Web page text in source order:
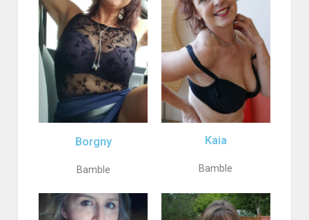
Borgny
Bamble
Kaia
Bamble